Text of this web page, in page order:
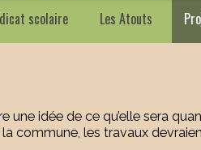
scolaire Les Atouts
une idée de ce qu’elle sera
commune, les travaux